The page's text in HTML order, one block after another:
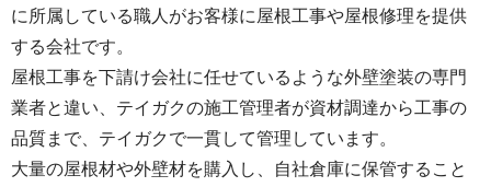
に所属している職人がお客様に屋根工事や屋根修理を提供
する会社です。
屋根工事を下請け会社に任せているような外壁塗装の専門
業者と違い、テイガクの施工管理者が資材調達から工事の
品質まで、テイガクで一貫して管理しています。
大量の屋根材や外壁材を購入し、自社倉庫に保管すること